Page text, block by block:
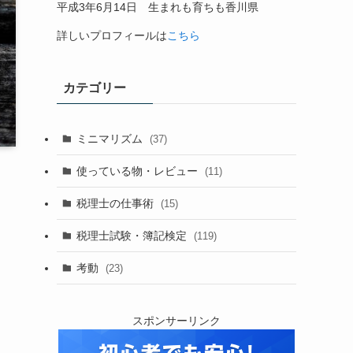
平成3年6月 14日 生まれも育ちも香川県
詳しいプロフィールはこちら
カテゴリー
ミニマリズム (37)
使っている物・レビュー (11)
税理士の仕事術 (15)
税理士試験・簿記検定 (119)
考動 (23)
スポンサーリンク